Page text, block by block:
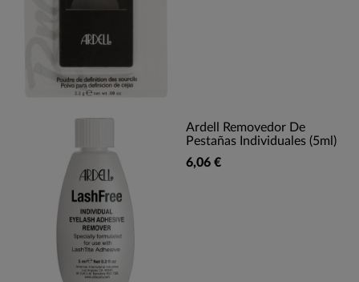
Ardell Removedor De
Pestañas Individuales (5ml)
6,06 €